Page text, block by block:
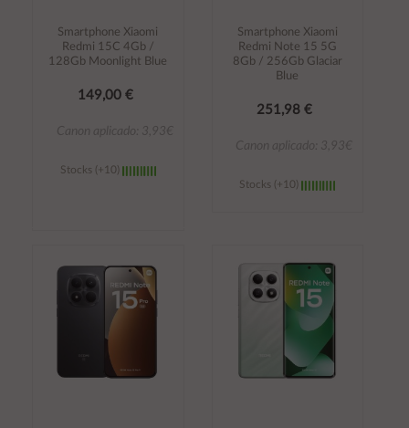
Smartphone Xiaomi
Redmi 15C 4Gb /
128Gb Moonlight Blue
149,00 €
Canon aplicado: 3,93€
Stocks (+10)
carrito
Smartphone Xiaomi
Redmi Note 15 5G
8Gb / 256Gb Glaciar
Blue
251,98 €
Canon aplicado: 3,93€
Stocks (+10)
carrito